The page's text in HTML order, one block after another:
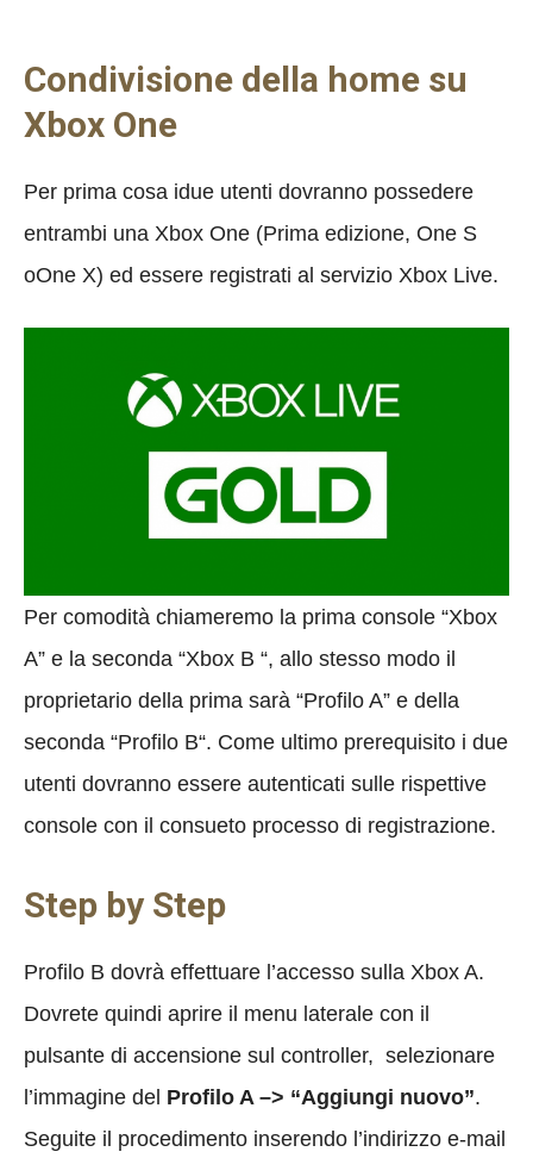
Condivisione della home su
Xbox One
Per prima cosa idue utenti dovranno possedere
entrambi una Xbox One (Prima edizione, One S
oOne X) ed essere registrati al servizio Xbox Live.
Per comodità chiameremo la prima console “Xbox
A” e la seconda “Xbox B “, allo stesso modo il
proprietario della prima sarà “Profilo A” e della
seconda “Profilo B“. Come ultimo prerequisito i due
utenti dovranno essere autenticati sulle rispettive
console con il consueto processo di registrazione.
Step by Step
Profilo B dovrà effettuare l’accesso sulla Xbox A.
Dovrete quindi aprire il menu laterale con il
pulsante di accensione sul controller, selezionare
l’immagine del Profilo A –> “Aggiungi nuovo”.
Seguite il procedimento inserendo l’indirizzo e-mail